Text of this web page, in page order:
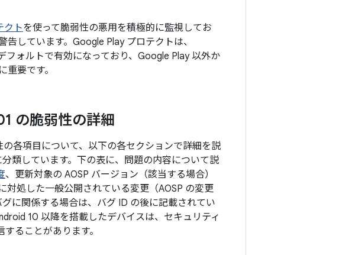
クトを使って脆弱性の悪用を積極的に監視してお
告しています。Google Play プロテクトは、
フォルトで有効になっており、Google Play 以外か
要です。
の脆弱性の詳細
各項目について、以下の各セクションで詳細を説
類しています。下の表に、問題の内容について説
、更新対象の AOSP バージョン（該当する場合）
処した一般公開されている変更（AOSP の変更
に関係する場合は、バグ ID の後に記載されてい
10 以降を搭載したデバイスは、セキュリティ
することがあります。